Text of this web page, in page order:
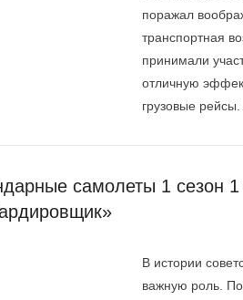
поражал
транспортная
принимали
отличную
грузовые рейсы.
самолеты 1 сезон
В истории
важную роль.